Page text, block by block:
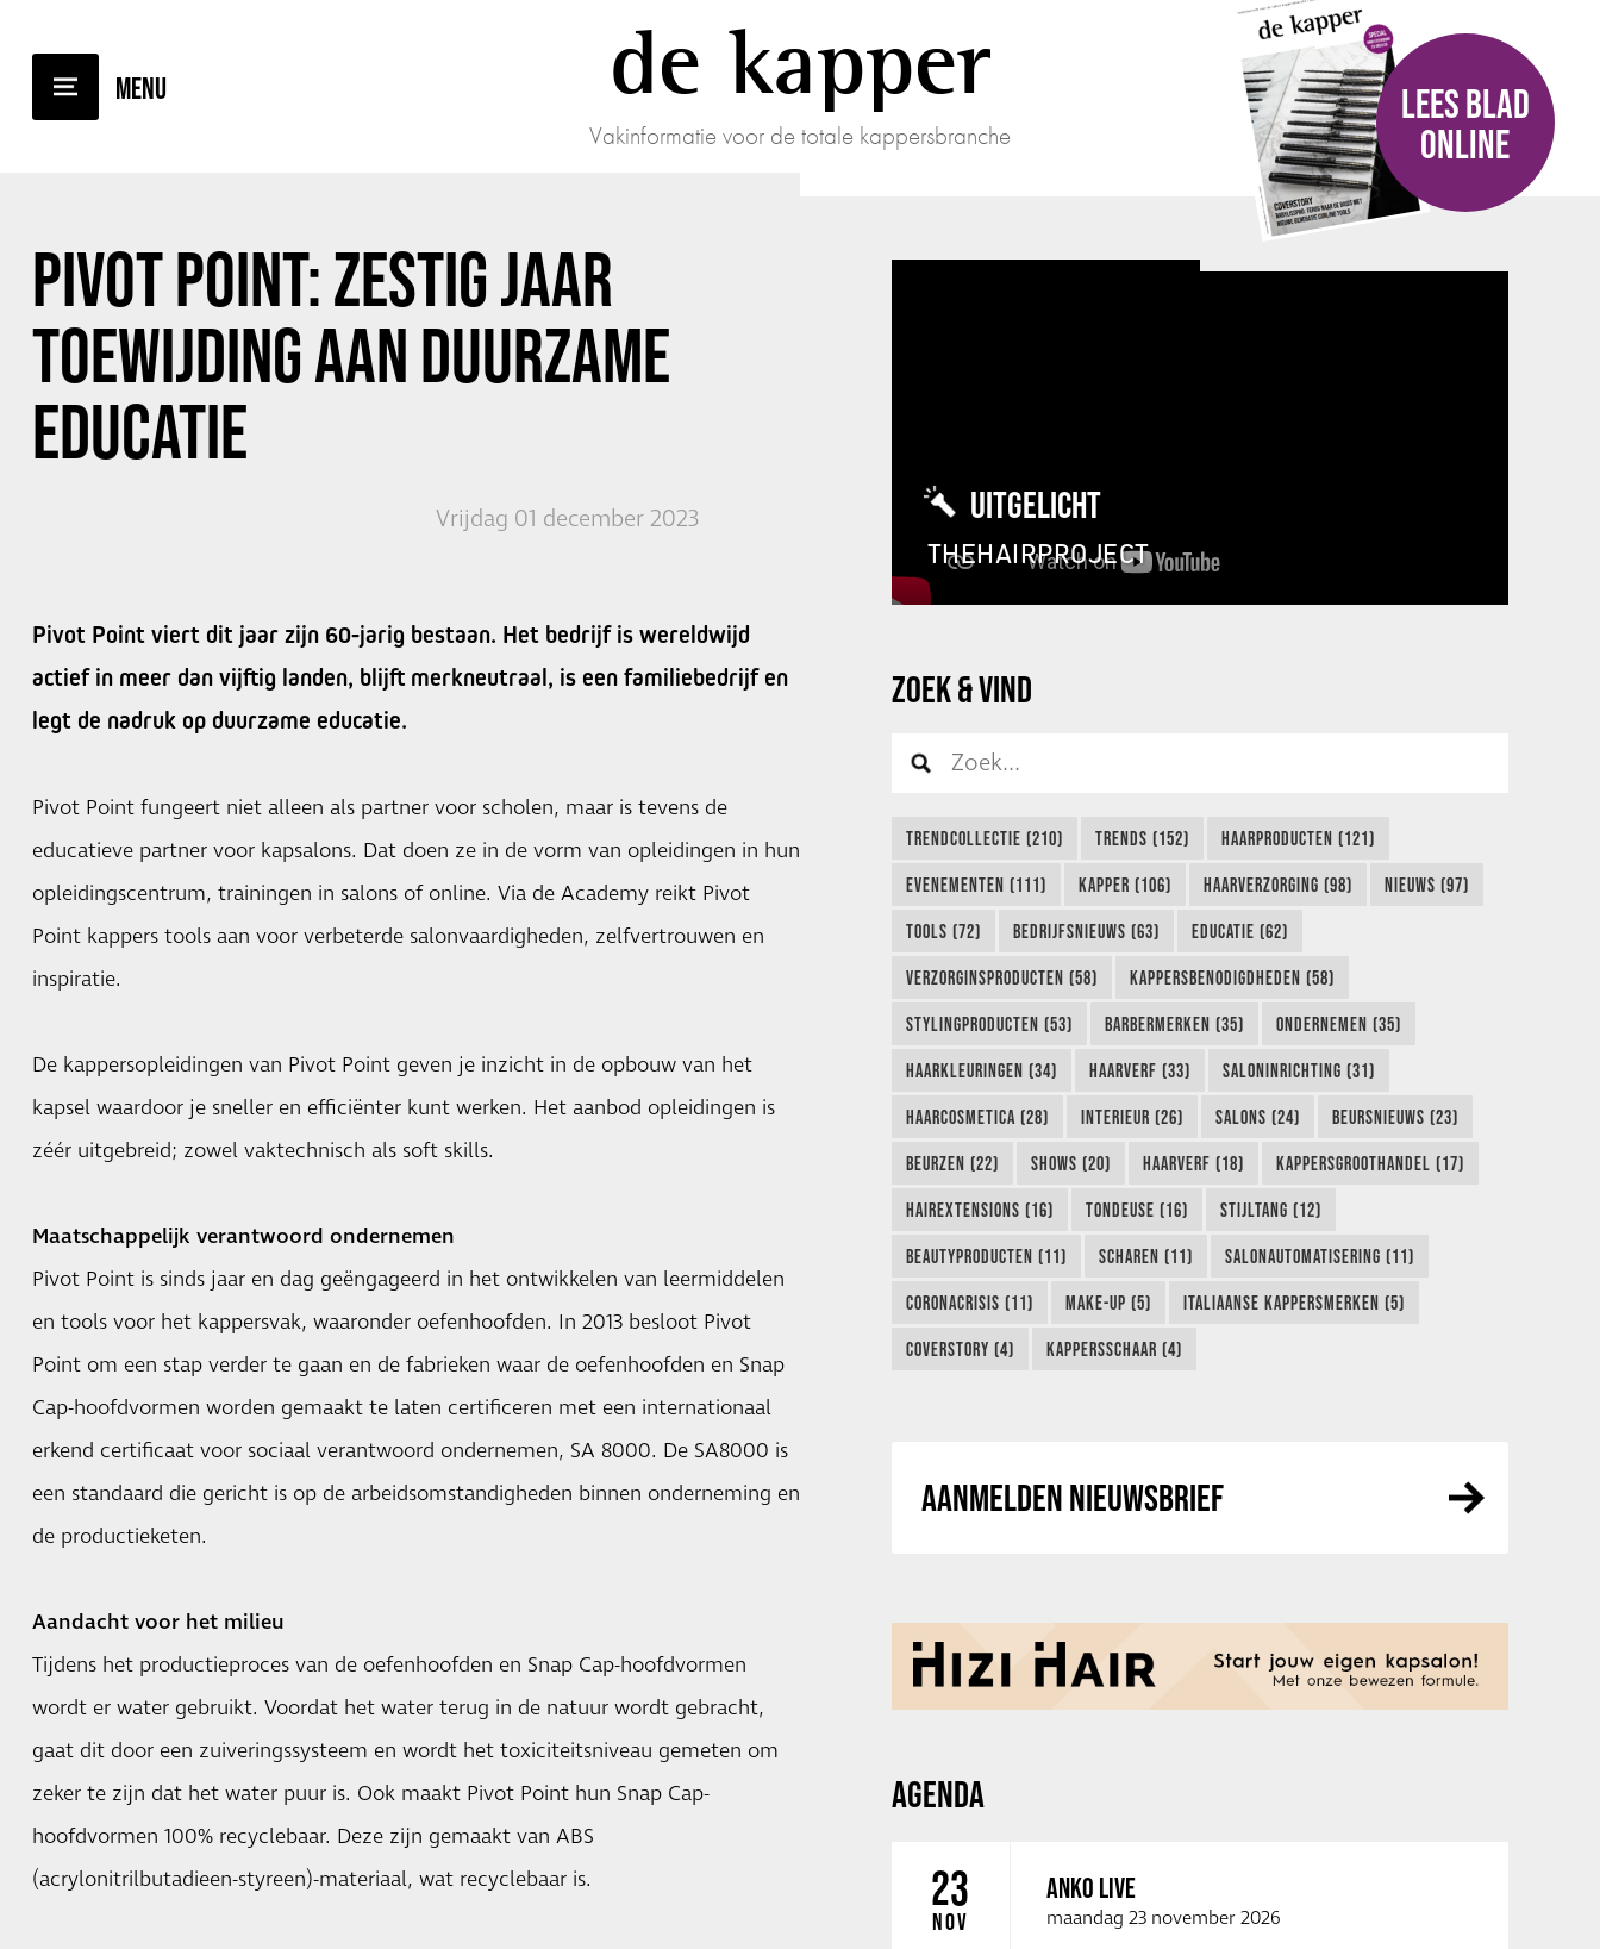
de kapper
Vakinformatie voor de totale kappersbranche
LEES BLAD
ONLINE
PIVOT POINT: ZESTIG JAAR
TOEWIJDING AAN DUURZAME
EDUCATIE
Vrijdag 01 december 2023
Pivot Point viert dit jaar zijn 60-jarig bestaan. Het bedrijf is wereldwijd
actief in meer dan vijftig landen, blijft merkneutraal, is een familiebedrijf en
legt de nadruk op duurzame educatie.
Pivot Point fungeert niet alleen als partner voor scholen, maar is tevens de
educatieve partner voor kapsalons. Dat doen ze in de vorm van opleidingen in hun
opleidingscentrum, trainingen in salons of online. Via de Academy reikt Pivot
Point kappers tools aan voor verbeterde salonvaardigheden, zelfvertrouwen en
inspiratie.
De kappersopleidingen van Pivot Point geven je inzicht in de opbouw van het
kapsel waardoor je sneller en efficiënter kunt werken. Het aanbod opleidingen is
zéér uitgebreid; zowel vaktechnisch als soft skills.
Maatschappelijk verantwoord ondernemen
Pivot Point is sinds jaar en dag geëngageerd in het ontwikkelen van leermiddelen
en tools voor het kappersvak, waaronder oefenhoofden. In 2013 besloot Pivot
Point om een stap verder te gaan en de fabrieken waar de oefenhoofden en Snap
Cap-hoofdvormen worden gemaakt te laten certificeren met een internationaal
erkend certificaat voor sociaal verantwoord ondernemen, SA 8000. De SA8000 is
een standaard die gericht is op de arbeidsomstandigheden binnen onderneming en
de productieketen.
Aandacht voor het milieu
Tijdens het productieproces van de oefenhoofden en Snap Cap-hoofdvormen
wordt er water gebruikt. Voordat het water terug in de natuur wordt gebracht,
gaat dit door een zuiveringssysteem en wordt het toxiciteitsniveau gemeten om
zeker te zijn dat het water puur is. Ook maakt Pivot Point hun Snap Cap-
hoofdvormen 100% recyclebaar. Deze zijn gemaakt van ABS
(acrylonitrilbutadieen-styreen)-materiaal, wat recyclebaar is.
UITGELICHT
THEHAIRPROJECT
ZOEK & VIND
TRENDCOLLECTIE (210) TRENDS (152) HAARPRODUCTEN (121)
EVENEMENTEN (111) KAPPER (106) HAARVERZORGING (98) NIEUWS (97)
TOOLS (72) BEDRIJFSNIEUWS (63) EDUCATIE (62)
VERZORGINSPRODUCTEN (58) KAPPERSBENODIGDHEDEN (58)
STYLINGPRODUCTEN (53) BARBERMERKEN (35) ONDERNEMEN (35)
HAARKLEURINGEN (34) HAARVERF (33) SALONINRICHTING (31)
HAARCOSMETICA (28) INTERIEUR (26) SALONS (24) BEURSNIEUWS (23)
BEURZEN (22) SHOWS (20) HAARVERF (18) KAPPERSGROOTHANDEL (17)
HAIREXTENSIONS (16) TONDEUSE (16) STIJLTANG (12)
BEAUTYPRODUCTEN (11) SCHAREN (11) SALONAUTOMATISERING (11)
CORONACRISIS (11) MAKE-UP (5) ITALIAANSE KAPPERSMERKEN (5)
COVERSTORY (4) KAPPERSSCHAAR (4)
AANMELDEN NIEUWSBRIEF
AGENDA
23
NOV
ANKO LIVE
maandag 23 november 2026